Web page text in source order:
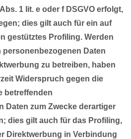
1 lit. e oder f DSGVO erfolgt,
dies gilt auch für ein auf
gestütztes Profiling. Werden
personenbezogenen Daten
zu betreiben, haben
Widerspruch gegen die
betreffenden
Daten zum Zwecke derartiger
dies gilt auch für das Profiling,
Direktwerbung in Verbindung